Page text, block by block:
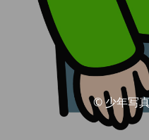
© 少年写